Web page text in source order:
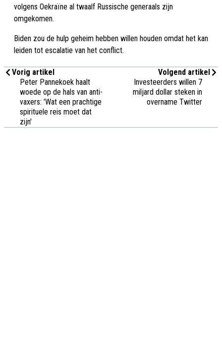
volgens Oekraïne al twaalf Russische generaals zijn
omgekomen.
Biden zou de hulp geheim hebben willen houden omdat het kan
leiden tot escalatie van het conflict.
Vorig artikel
Peter Pannekoek haalt
woede op de hals van anti-
vaxers: 'Wat een prachtige
spirituele reis moet dat
zijn'
Volgend artikel
Investeerders willen 7
miljard dollar steken in
overname Twitter